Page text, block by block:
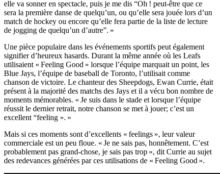
elle va sonner en spectacle, puis je me dis “Oh ! peut-être que ce
sera la première danse de quelqu’un, ou qu’elle sera jouée lors d’un
match de hockey ou encore qu’elle fera partie de la liste de lecture
de jogging de quelqu’un d’autre”. »
Une pièce populaire dans les événements sportifs peut également
signifier d’heureux hasards. Durant la même année où les Leafs
utilisaient « Feeling Good » lorsque l’équipe marquait un point, les
Blue Jays, l’équipe de baseball de Toronto, l’utilisait comme
chanson de victoire. Le chanteur des Sheepdogs, Ewan Currie, était
présent à la majorité des matchs des Jays et il a vécu bon nombre de
moments mémorables. « Je suis dans le stade et lorsque l’équipe
réussit le dernier retrait, notre chanson se met à jouer; c’est un
excellent “feeling ». »
Mais si ces moments sont d’excellents « feelings », leur valeur
commerciale est un peu floue. « Je ne sais pas, honnêtement. C’est
probablement pas grand-chose, je sais pas trop », dit Currie au sujet
des redevances générées par ces utilisations de « Feeling Good ».